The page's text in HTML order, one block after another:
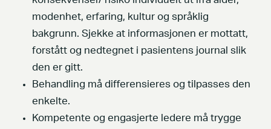
modenhet, erfaring, kultur og språklig
bakgrunn. Sjekke at informasjonen er mottatt,
forstått og nedtegnet i pasientens journal slik
den er gitt.
Behandling må differensieres og tilpasses den
enkelte.
Kompetente og engasjerte ledere må trygge